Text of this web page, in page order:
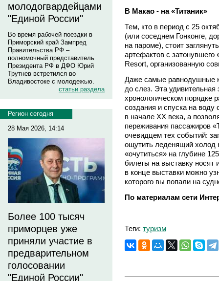
молодогвардейцами
"Единой России"
Во время рабочей поездки в
Приморский край Зампред
Правительства РФ –
полномочный представитель
Президента РФ в ДФО Юрий
Трутнев встретился во
Владивостоке с молодежью.
статьи раздела
Регион сегодня
28 Мая 2026, 14:14
Более 100 тысяч
приморцев уже
приняли участие в
предварительном
голосовании
"Единой России"
В Макао - на «Титаник»
Тем, кто в период с 25
(или соседнем Гонконге,
на пароме), стоит
артефактов с затонувшего
Resort, организованную
Даже самые равнодушные
до слез. Эта удивительная
хронологическом порядке
создания и спуска на воду
в начале XX века, а
переживания пассажиров
очевидцем тех событий:
ощутить леденящий холод
«очутиться» на глубине
билеты на выставку носят
в конце выставки можно
которого вы попали на
По материалам сети
Теги: туризм